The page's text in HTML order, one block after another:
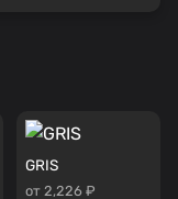
GRIS
от 2,226 ₽